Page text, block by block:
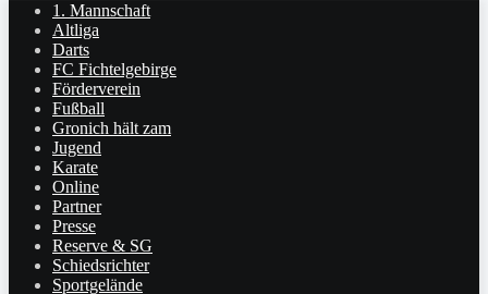
1. Mannschaft
Altliga
Darts
FC Fichtelgebirge
Förderverein
Fußball
Gronich hält zam
Jugend
Karate
Online
Partner
Presse
Reserve & SG
Schiedsrichter
Sportgelände